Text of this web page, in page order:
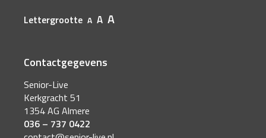
Lettergrootte A A A
Contactgegevens
Senior-Live
Kerkgracht 51
1354 AG Almere
036 – 737 0422